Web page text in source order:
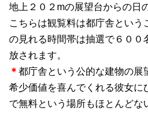
地上２０２mの展望台からの日
こちらは観覧料は都庁舎という
の見れる時間帯は抽選で６００
放されます。
＊ 都庁舎という公的な建物の展
希少価値を喜んでくれる彼女に
で無料という場所もほとんどな